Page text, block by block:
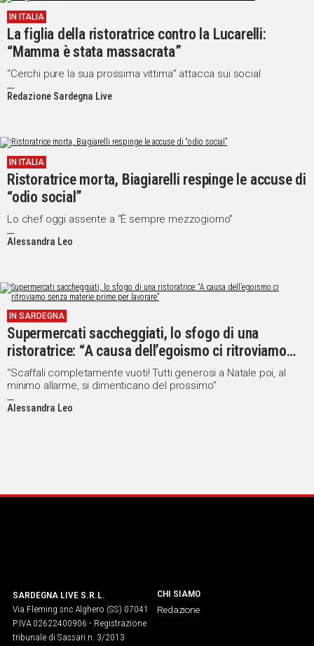
POLITICA
IN
ITALIA
NEL
MONDO
SPORT
STORIE
VIDEO
Vai
AL CANALE
WHATSAPP
Social
IN ITALIA
La figlia della ristoratrice contro la Lucarelli:
“Mamma è stata massacrata”
“Cerchi pure la sua prossima vittima” attacca sui social
Redazione Sardegna Live
IN ITALIA
Ristoratrice morta, Biagiarelli respinge le accuse di
“odio social”
Lo chef oggi assente a “È sempre mezzogiorno”
Alessandra Leo
IN SARDEGNA
Supermercati saccheggiati, lo sfogo di una
ristoratrice: “A causa dell’egoismo ci ritroviamo
senza materie prime per lavorare”
“Scaffali completamente vuoti! Tutti generosi a Natale poi, al
minimo allarme, si dimenticano del prossimo”
Alessandra Leo
SARDEGNA LIVE S.R.L.
Via Fleming snc Alghero (SS) 07041
P.IVA 02622400906 - Registrazione
tribunale di Sassari n. 3/2013
CHI SIAMO
Redazione